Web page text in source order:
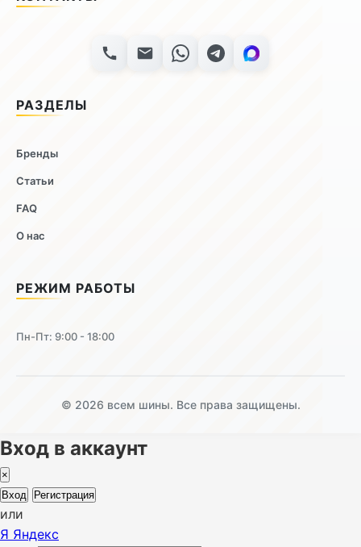
РАЗДЕЛЫ
Бренды
Статьи
FAQ
О нас
РЕЖИМ РАБОТЫ
Пн-Пт: 9:00 - 18:00
© 2026 всем шины. Все права защищены.
Вход в аккаунт
×
Вход
Регистрация
или
Я Яндекс